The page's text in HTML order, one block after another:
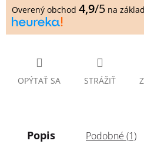
OPÝTAŤ SA STRÁŽIŤ
Overený obchod 4,9/5 na
Popis Podobné (1)